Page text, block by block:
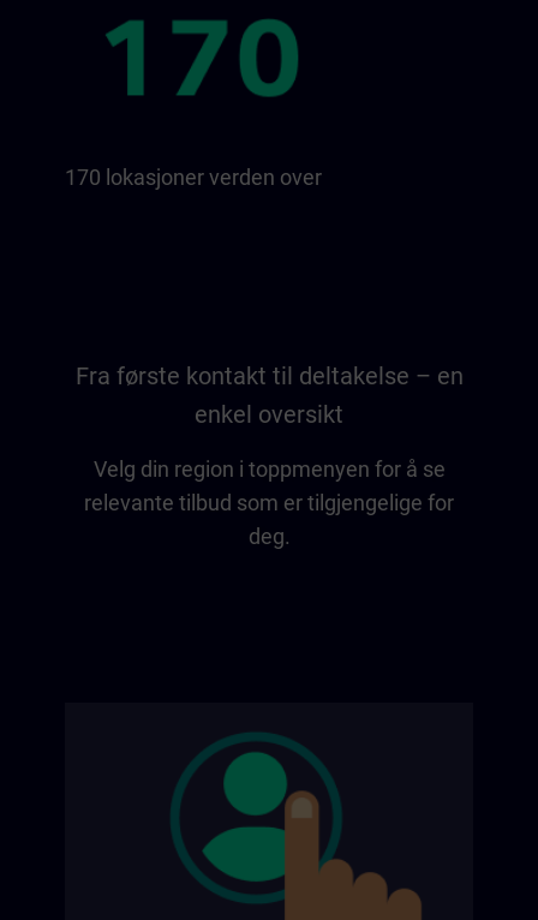
170 lokasjoner verden over
Fra første kontakt til deltakelse – en
enkel oversikt
Velg din region i toppmenyen for å se
relevante tilbud som er tilgjengelige for
deg.